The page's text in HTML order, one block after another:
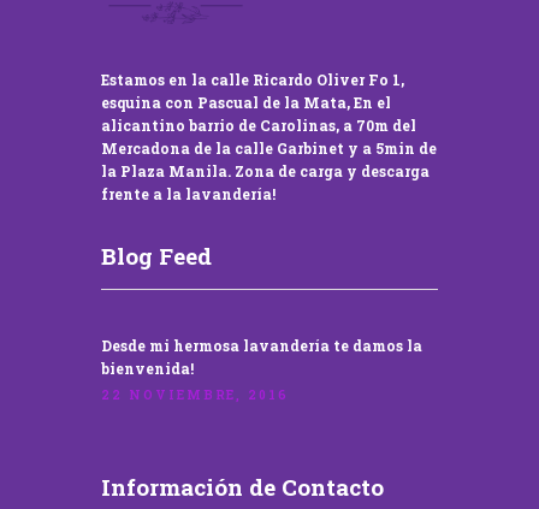
Estamos en la calle Ricardo Oliver Fo 1,
esquina con Pascual de la Mata, En el
alicantino barrio de Carolinas, a 70m del
Mercadona de la calle Garbinet y a 5min de
la Plaza Manila. Zona de carga y descarga
frente a la lavandería!
Blog Feed
Desde mi hermosa lavandería te damos la
bienvenida!
22 NOVIEMBRE, 2016
Información de Contacto